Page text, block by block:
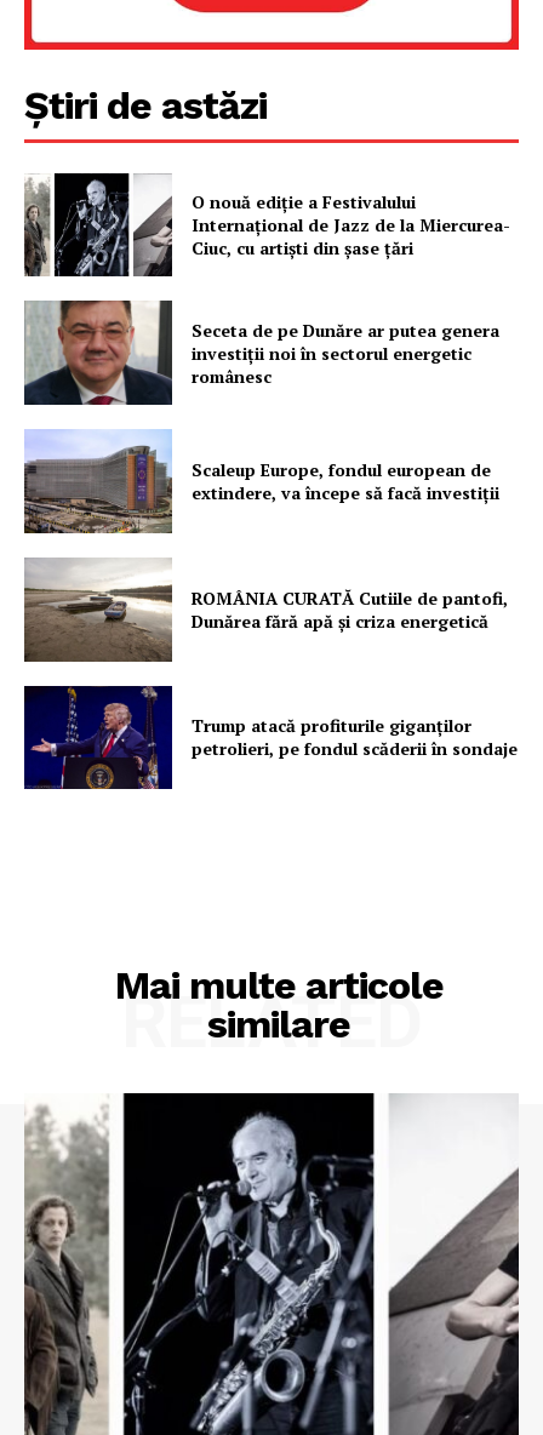
Un proiect
PRESShub
Despre noi / Echipa
Proiecte editoriale
Contact
Știri de astăzi
O nouă ediţie a Festivalului
Internaţional de Jazz de la Miercurea-
Ciuc, cu artişti din şase ţări
Seceta de pe Dunăre ar putea genera
investiții noi în sectorul energetic
românesc
Scaleup Europe, fondul european de
extindere, va începe să facă investiții
ROMÂNIA CURATĂ Cutiile de pantofi,
Dunărea fără apă și criza energetică
Trump atacă profiturile giganților
petrolieri, pe fondul scăderii în sondaje
Mai multe articole
similare
RELATED